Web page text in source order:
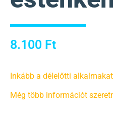
8.100 Ft
Inkább a délelőtti
Még több információt